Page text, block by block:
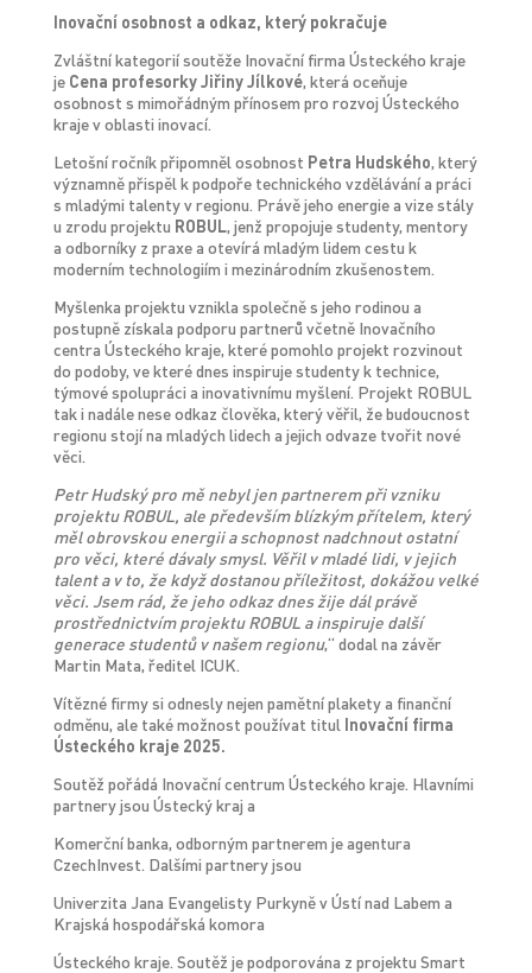
Inovační osobnost a odkaz, který pokračuje
Zvláštní kategorií soutěže Inovační firma Ústeckého kraje
je Cena profesorky Jiřiny Jílkové, která oceňuje
osobnost s mimořádným přínosem pro rozvoj Ústeckého
kraje v oblasti inovací.
Letošní ročník připomněl osobnost Petra Hudského, který
významně přispěl k podpoře technického vzdělávání a práci
s mladými talenty v regionu. Právě jeho energie a vize stály
u zrodu projektu ROBUL, jenž propojuje studenty, mentory
a odborníky z praxe a otevírá mladým lidem cestu k
moderním technologiím i mezinárodním zkušenostem.
Myšlenka projektu vznikla společně s jeho rodinou a
postupně získala podporu partnerů včetně Inovačního
centra Ústeckého kraje, které pomohlo projekt rozvinout
do podoby, ve které dnes inspiruje studenty k technice,
týmové spolupráci a inovativnímu myšlení. Projekt ROBUL
tak i nadále nese odkaz člověka, který věřil, že budoucnost
regionu stojí na mladých lidech a jejich odvaze tvořit nové
věci.
Petr Hudský pro mě nebyl jen partnerem při vzniku
projektu ROBUL, ale především blízkým přítelem, který
měl obrovskou energii a schopnost nadchnout ostatní
pro věci, které dávaly smysl. Věřil v mladé lidi, v jejich
talent a v to, že když dostanou příležitost, dokážou velké
věci. Jsem rád, že jeho odkaz dnes žije dál právě
prostřednictvím projektu ROBUL a inspiruje další
generace studentů v našem regionu,“ dodal na závěr
Martin Mata, ředitel ICUK.
Vítězné firmy si odnesly nejen pamětní plakety a finanční
odměnu, ale také možnost používat titul Inovační firma
Ústeckého kraje 2025.
Soutěž pořádá Inovační centrum Ústeckého kraje. Hlavními
partnery jsou Ústecký kraj a
Komerční banka, odborným partnerem je agentura
CzechInvest. Dalšími partnery jsou
Univerzita Jana Evangelisty Purkyně v Ústí nad Labem a
Krajská hospodářská komora
Ústeckého kraje. Soutěž je podporována z projektu Smart